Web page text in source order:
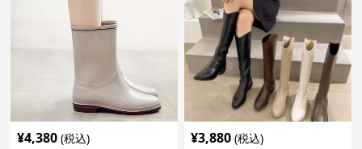
¥4,380 (税込) ¥3,880 (税込)